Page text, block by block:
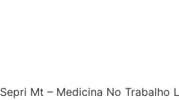
Sepri Mt – Medicina No Trabalho